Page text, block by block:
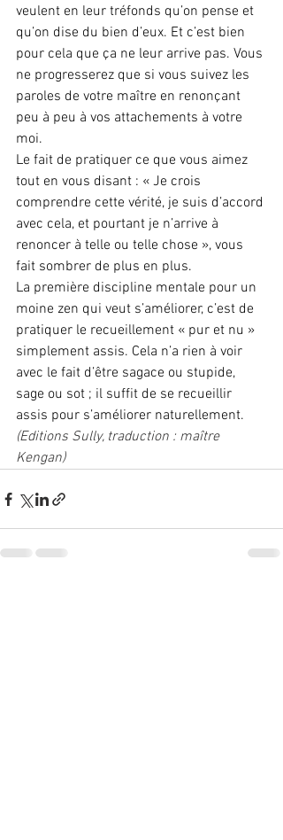
veulent en leur tréfonds qu’on pense et
qu’on dise du bien d’eux. Et c’est bien
pour cela que ça ne leur arrive pas. Vous
ne progresserez que si vous suivez les
paroles de votre maître en renonçant
peu à peu à vos attachements à votre
moi.
Le fait de pratiquer ce que vous aimez
tout en vous disant : « Je crois
comprendre cette vérité, je suis d’accord
avec cela, et pourtant je n’arrive à
renoncer à telle ou telle chose », vous
fait sombrer de plus en plus.
La première discipline mentale pour un
moine zen qui veut s’améliorer, c’est de
pratiquer le recueillement « pur et nu »
simplement assis. Cela n’a rien à voir
avec le fait d’être sagace ou stupide,
sage ou sot ; il suffit de se recueillir
assis pour s’améliorer naturellement.
(Editions Sully, traduction : maître
Kengan)